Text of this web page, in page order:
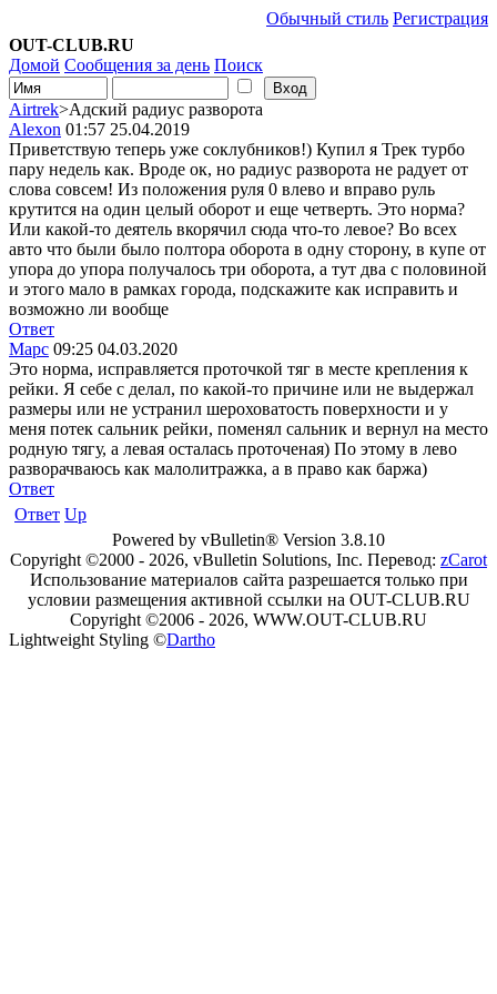
Обычный стиль Регистрация
OUT-CLUB.RU
Домой Сообщения за день Поиск
Airtrek>Адский радиус разворота
Alexon 01:57 25.04.2019
Приветствую теперь уже соклубников!) Купил я Трек турбо
пару недель как. Вроде ок, но радиус разворота не радует от
слова совсем! Из положения руля 0 влево и вправо руль
крутится на один целый оборот и еще четверть. Это норма?
Или какой-то деятель вкорячил сюда что-то левое? Во всех
авто что были было полтора оборота в одну сторону, в купе от
упора до упора получалось три оборота, а тут два с половиной
и этого мало в рамках города, подскажите как исправить и
возможно ли вообще
Ответ
Mapc 09:25 04.03.2020
Это норма, исправляется проточкой тяг в месте крепления к
рейки. Я себе с делал, по какой-то причине или не выдержал
размеры или не устранил шероховатость поверхности и у
меня потек сальник рейки, поменял сальник и вернул на место
родную тягу, а левая осталась проточеная) По этому в лево
разворачваюсь как малолитражка, а в право как баржа)
Ответ
Ответ Up
Powered by vBulletin® Version 3.8.10
Copyright ©2000 - 2026, vBulletin Solutions, Inc. Перевод: zCarot
Использование материалов сайта разрешается только при
условии размещения активной ссылки на OUT-CLUB.RU
Copyright ©2006 - 2026, WWW.OUT-CLUB.RU
Lightweight Styling ©Dartho